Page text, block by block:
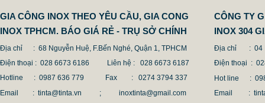
GIA CÔNG INOX THEO YÊU CẦU, GIA CONG
INOX TPHCM. BÁO GIÁ RẺ - TRỤ SỞ CHÍNH
Địa chỉ : 68 Nguyễn Huệ, F.Bến Nghé, Quận 1, TPHCM
Điện thoại : 028 6673 6186
Liên hệ : 028 6673 6187
Hotline : 0987 636 779 Fax
: 0274 3794 337
Email : tinta@tinta.vn ;
inoxtinta@gmail.com
CÔNG TY
INOX 304
Địa chỉ
: 04
Điện thoại :
Hot line
:
Email
: